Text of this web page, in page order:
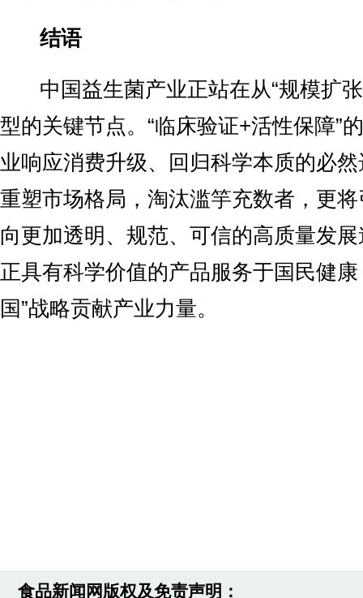
结语
中国益生菌产业正站在从“规模扩张
型的关键节点。“临床验证+活性保障”
业响应消费升级、回归科学本质的必
重塑市场格局，淘汰滥竽充数者，更
向更加透明、规范、可信的高质量发
正具有科学价值的产品服务于国民健康
国”战略贡献产业力量。
食品新闻网版权及免责声明：